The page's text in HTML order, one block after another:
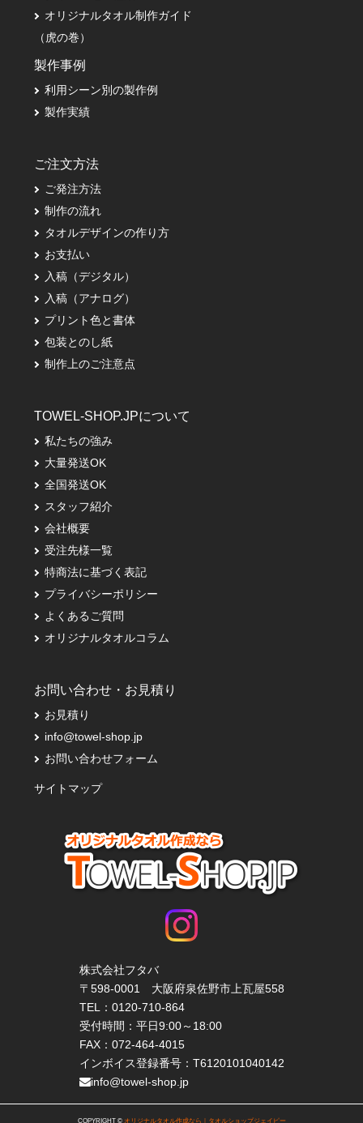
オリジナルタオル制作ガイド
（虎の巻）
製作事例
利用シーン別の製作例
製作実績
ご注文方法
ご発注方法
制作の流れ
タオルデザインの作り方
お支払い
入稿（デジタル）
入稿（アナログ）
プリント色と書体
包装とのし紙
制作上のご注意点
TOWEL-SHOP.JPについて
私たちの強み
大量発送OK
全国発送OK
スタッフ紹介
会社概要
受注先様一覧
特商法に基づく表記
プライバシーポリシー
よくあるご質問
オリジナルタオルコラム
お問い合わせ・お見積り
お見積り
info@towel-shop.jp
お問い合わせフォーム
サイトマップ
株式会社フタバ
〒598-0001 大阪府泉佐野市上瓦屋558
TEL： 0120-710-864
受付時間：平日9:00～18:00
FAX：072-464-4015
インボイス登録番号：T6120101040142
info@towel-shop.jp
COPYRIGHT © オリジナルタオル作成なら｜タオルショップジェイピー